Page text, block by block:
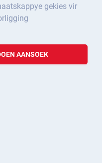
gekies vir
AANSOEK